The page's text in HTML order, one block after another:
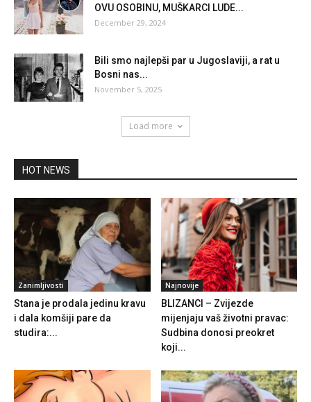
OVU OSOBINU, MUŠKARCI LUDE...
December 29, 2024
Bili smo najlepši par u Jugoslaviji, a rat u
Bosni nas...
November 5, 2025
Load more
HOT NEWS
Zanimljivosti
Stana je prodala jedinu kravu
i dala komšiji pare da
studira:...
Najnovije
BLIZANCI – Zvijezde
mijenjaju vaš životni pravac:
Sudbina donosi preokret
koji...